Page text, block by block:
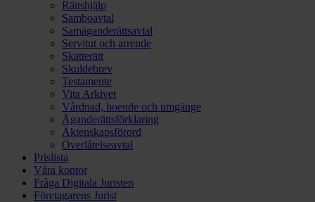
Rättshjälp
Samboavtal
Samäganderättsavtal
Servitut och arrende
Skatterätt
Skuldebrev
Testamente
Vita Arkivet
Vårdnad, boende och umgänge
Äganderättsförklaring
Äktenskapsförord
Överlåtelseavtal
Prislista
Våra kontor
Fråga Digitala Juristen
Företagarens Jurist